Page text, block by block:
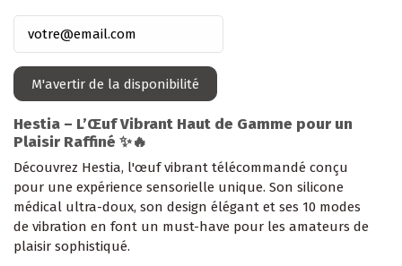
Hestia – L’Œuf Vibrant Haut de Gamme pour un
Plaisir Raffiné ✨🔥
Découvrez Hestia, l'œuf vibrant télécommandé conçu
pour une expérience sensorielle unique. Son silicone
médical ultra-doux, son design élégant et ses 10 modes
de vibration en font un must-have pour les amateurs de
plaisir sophistiqué.